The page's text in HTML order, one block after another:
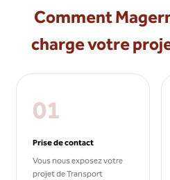
Comment
charge votre
01
Prise de contact
Vous nous exposez votre
projet de Transport